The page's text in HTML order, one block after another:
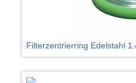
Filterzentrierring Edelstahl